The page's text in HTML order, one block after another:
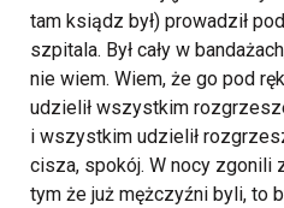
tam ksiądz był) prowadził
szpitala. Był cały w
nie wiem. Wiem, że go pod
udzielił wszystkim
i wszystkim udzielił
cisza, spokój. W nocy zgonili
tym że już mężczyźni byli, to